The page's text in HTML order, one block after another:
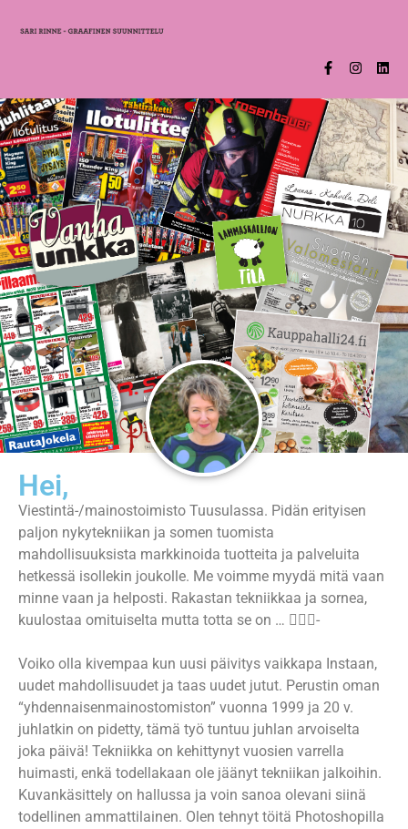
Hei,
Viestintä-/mainostoimisto Tuusulassa. Pidän erityisen
paljon nykytekniikan ja somen tuomista
mahdollisuuksista markkinoida tuotteita ja palveluita
hetkessä isollekin joukolle. Me voimme myydä mitä vaan
minne vaan ja helposti. Rakastan tekniikkaa ja sornea,
kuulostaa omituiselta mutta totta se on … 􀀜􀀝􀀞-
Voiko olla kivempaa kun uusi päivitys vaikkapa Instaan,
uudet mahdollisuudet ja taas uudet jutut. Perustin oman
“yhdennaisenmainostomiston” vuonna 1999 ja 20 v.
juhlatkin on pidetty, tämä työ tuntuu juhlan arvoiselta
joka päivä! Tekniikka on kehittynyt vuosien varrella
huimasti, enkä todellakaan ole jäänyt tekniikan jalkoihin.
Kuvankäsittely on hallussa ja voin sanoa olevani siinä
todellinen ammattilainen. Olen tehnyt töitä Photoshopilla